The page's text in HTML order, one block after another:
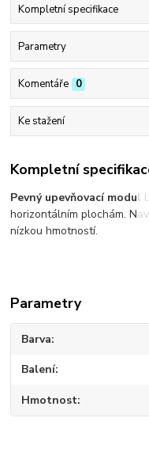
Kompletní specifikace
Parametry
Komentáře 0
Ke stažení
Kompletní
Pevný upevňovací modul
horizontálním plochám.
nízkou hmotností.
Parametry
Barva
Balení
Hmotnost